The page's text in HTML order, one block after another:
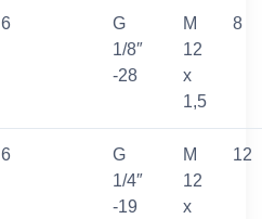
6
G
1/8″
-28
M
12
x
1,5
8
6
G
1/4″
-19
M
12
x
12